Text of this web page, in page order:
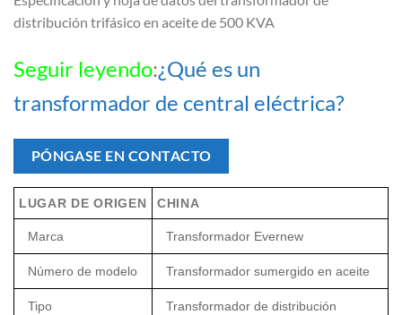
distribución trifásico en aceite de 500 KVA
Seguir leyendo:¿Qué es un
transformador de central eléctrica?
PÓNGASE EN CONTACTO
LUGAR DE ORIGEN CHINA
Marca Transformador Evernew
Número de modelo Transformador sumergido en aceite
Tipo Transformador de distribución